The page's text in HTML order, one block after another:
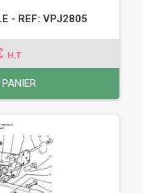
- REF: VPJ2805
H.T